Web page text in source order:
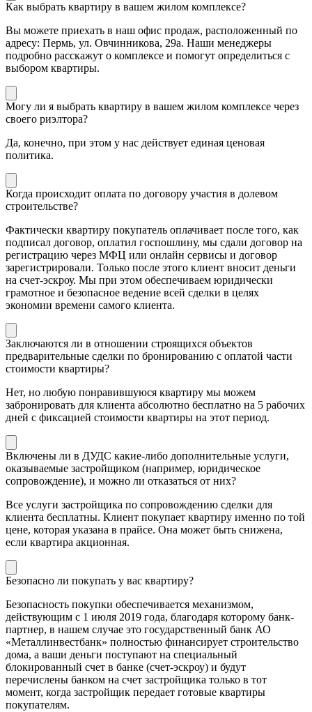
Как выбрать квартиру в вашем жилом комплексе?
Вы можете приехать в наш офис продаж, расположенный по
адресу: Пермь, ул. Овчинникова, 29а. Наши менеджеры
подробно расскажут о комплексе и помогут определиться с
выбором квартиры.
Могу ли я выбрать квартиру в вашем жилом комплексе через
своего риэлтора?
Да, конечно, при этом у нас действует единая ценовая
политика.
Когда происходит оплата по договору участия в долевом
строительстве?
Фактически квартиру покупатель оплачивает после того, как
подписал договор, оплатил госпошлину, мы сдали договор на
регистрацию через МФЦ или онлайн сервисы и договор
зарегистрировали. Только после этого клиент вносит деньги
на счет-эскроу. Мы при этом обеспечиваем юридически
грамотное и безопасное ведение всей сделки в целях
экономии времени самого клиента.
Заключаются ли в отношении строящихся объектов
предварительные сделки по бронированию с оплатой части
стоимости квартиры?
Нет, но любую понравившуюся квартиру мы можем
забронировать для клиента абсолютно бесплатно на 5 рабочих
дней с фиксацией стоимости квартиры на этот период.
Включены ли в ДУДС какие-либо дополнительные услуги,
оказываемые застройщиком (например, юридическое
сопровождение), и можно ли отказаться от них?
Все услуги застройщика по сопровождению сделки для
клиента бесплатны. Клиент покупает квартиру именно по той
цене, которая указана в прайсе. Она может быть снижена,
если квартира акционная.
Безопасно ли покупать у вас квартиру?
Безопасность покупки обеспечивается механизмом,
действующим с 1 июля 2019 года, благодаря которому банк-
партнер, в нашем случае это государственный банк АО
«Металлинвестбанк» полностью финансирует строительство
дома, а ваши деньги поступают на специальный
блокированный счет в банке (счет-эскроу) и будут
перечислены банком на счет застройщика только в тот
момент, когда застройщик передает готовые квартиры
покупателям.